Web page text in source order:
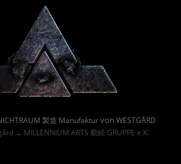
製造 Manufakturvon WESTGÅRD
→ MILLENNIUM ARTS 勤続 GRUPPE e.K.
Powered By :